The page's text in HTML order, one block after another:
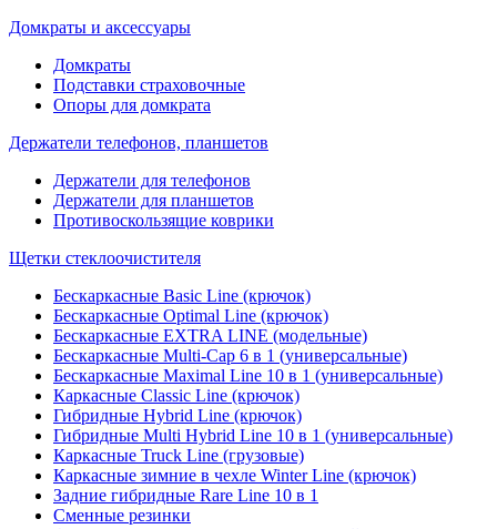
Домкраты и аксессуары
Домкраты
Подставки страховочные
Опоры для домкрата
Держатели телефонов, планшетов
Держатели для телефонов
Держатели для планшетов
Противоскользящие коврики
Щетки стеклоочистителя
Бескаркасные Basic Line (крючок)
Бескаркасные Optimal Line (крючок)
Бескаркасные EXTRA LINE (модельные)
Бескаркасные Multi-Cap 6 в 1 (универсальные)
Бескаркасные Maximal Line 10 в 1 (универсальные)
Каркасные Classic Line (крючок)
Гибридные Hybrid Line (крючок)
Гибридные Multi Hybrid Line 10 в 1 (универсальные)
Каркасные Truck Line (грузовые)
Каркасные зимние в чехле Winter Line (крючок)
Задние гибридные Rare Line 10 в 1
Сменные резинки